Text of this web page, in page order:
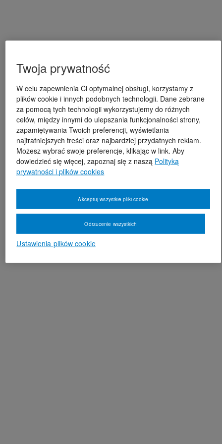
Twoja prywatność
W celu zapewnienia Ci optymalnej obsługi, korzystamy z
plików cookie i innych podobnych technologii. Dane zebrane
za pomocą tych technologii wykorzystujemy do różnych
celów, między innymi do ulepszania funkcjonalności strony,
zapamiętywania Twoich preferencji, wyświetlania
najtrafniejszych treści oraz najbardziej przydatnych reklam.
Możesz wybrać swoje preferencje, klikając w link. Aby
dowiedzieć się więcej, zapoznaj się z naszą Polityką
prywatności i plików cookies
Ustawienia plików cookie
Odrzucenie wszystkich
Akceptuj wszystkie pliki cookie